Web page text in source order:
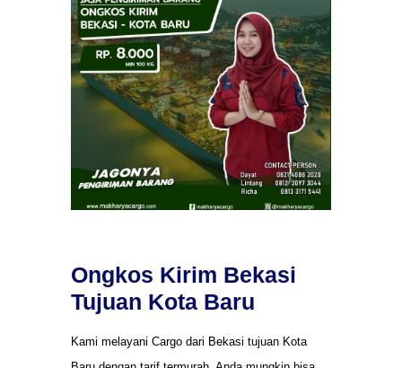
Ongkos Kirim Bekasi
Tujuan Kota Baru
Kami melayani Cargo dari Bekasi tujuan Kota